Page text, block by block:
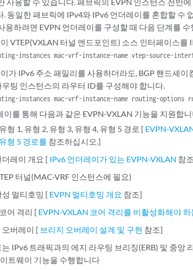
. 동일한 패브릭에 IPv4와 IPv6 언더레이를 혼합할 수
용하려면 EVPN 언더레이를 구성할 때 다음 단계를
VTEP(VXLAN 터널 엔드포인트) 소스 인터페이스를
instances mac-vrf-instance-name vtep-source-
가 IPv6 주소 패밀리를 사용하더라도, BGP 핸드셰
우팅 인스턴스의 라우터 ID를 구성해야 합니다.
instances mac-vrf-instance-name routing-options
이를 통해 다음과 같은 EVPN-VXLAN 기능을 지원합
형 1, 유형 2, 유형 3, 유형 4, 유형 5 경로 [ EVPN-
형 5 경로를 참조하십시오.]
더레이 개요 [ IPv6 언더레이가 있는 EVPN-VXLAN 참
터널(MAC-VRF 인스턴스에 필요)
성 멀티호밍 [ EVPN 멀티호밍 개요 참조]
어 격리 [ EVPN-VXLAN 코어 격리를 비활성화해야 하
오버레이 [ 브리지 오버레이 설계 및 구현 참조]
는 IPv6 트래픽과의 에지 라우팅 브리징(ERB) 및 중앙
트웨이 기능을 수행합니다